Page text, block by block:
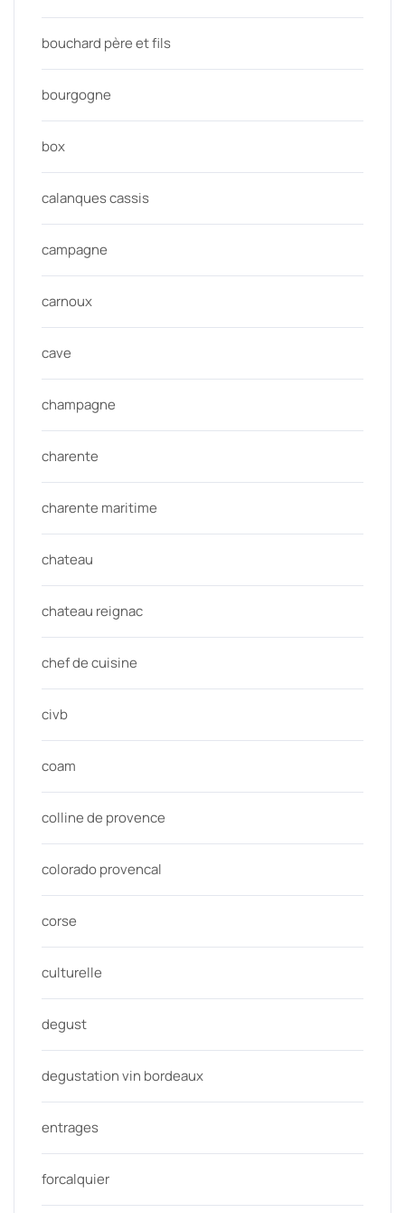
bouchard père et fils
bourgogne
box
calanques cassis
campagne
carnoux
cave
champagne
charente
charente maritime
chateau
chateau reignac
chef de cuisine
civb
coam
colline de provence
colorado provencal
corse
culturelle
degust
degustation vin bordeaux
entrages
forcalquier